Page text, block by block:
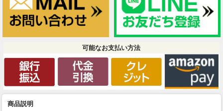
可能なお支払い方法
商品説明